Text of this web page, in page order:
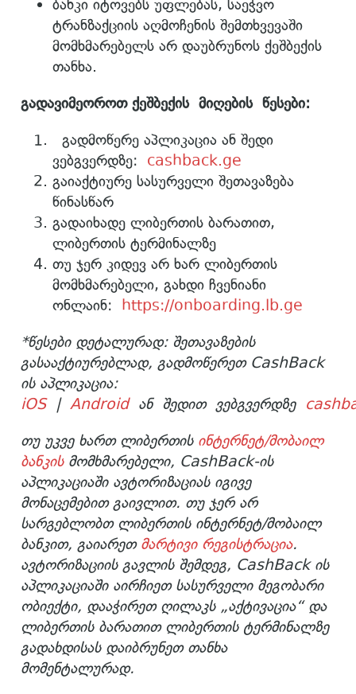
ბანკი იტოვებს უფლებას, საეჭვო
ტრანზაქციის აღმოჩენის შემთხვევაში
მომხმარებელს არ დაუბრუნოს ქეშბექის
თანხა.
გადავიმეოროთ ქეშბექის მიღების წესები:
გადმოწერე აპლიკაცია ან შედი
ვებგვერდზე: cashback.ge
გაიაქტიურე სასურველი შეთავაზება
წინასწარ
გადაიხადე ლიბერთის ბარათით,
ლიბერთის ტერმინალზე
თუ ჯერ კიდევ არ ხარ ლიბერთის
მომხმარებელი, გახდი ჩვენიანი
ონლაინ: https://onboarding.lb.ge
*წესები დეტალურად: შეთავაზების
გასააქტიურებლად, გადმოწერეთ CashBack
ის აპლიკაცია:
iOS| Androidან შედით ვებგვერდზე
თუ უკვე ხართ ლიბერთის ინტერნეტ/მობაილ
ბანკისმომხმარებელი, CashBack-ის
აპლიკაციაში ავტორიზაციას იგივე
მონაცემებით გაივლით. თუ ჯერ არ
სარგებლობთ ლიბერთის ინტერნეტ/მობაილ
ბანკით, გაიარეთ მარტივი რეგისტრაცია.
ავტორიზაციის გავლის შემდეგ, CashBack ის
აპლიკაციაში აირჩიეთ სასურველი მეგობარი
ობიექტი, დააჭირეთ ღილაკს „აქტივაცია“ და
ლიბერთის ბარათით ლიბერთის ტერმინალზე
გადახდისას დაიბრუნეთ თანხა
მომენტალურად.